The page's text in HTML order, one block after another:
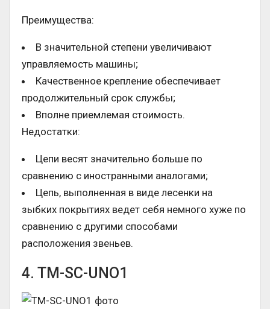
Преимущества:
В значительной степени увеличивают
управляемость машины;
Качественное крепление обеспечивает
продолжительный срок службы;
Вполне приемлемая стоимость.
Недостатки:
Цепи весят значительно больше по
сравнению с иностранными аналогами;
Цепь, выполненная в виде лесенки на
зыбких покрытиях ведет себя немного хуже по
сравнению с другими способами
расположения звеньев.
4. TM-SC-UNO1